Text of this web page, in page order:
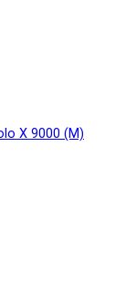
X 9000 (М)